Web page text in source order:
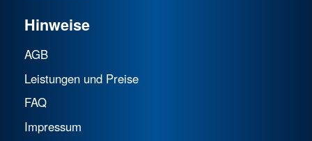
Hinweise
AGB
Leistungen und Preise
FAQ
Impressum